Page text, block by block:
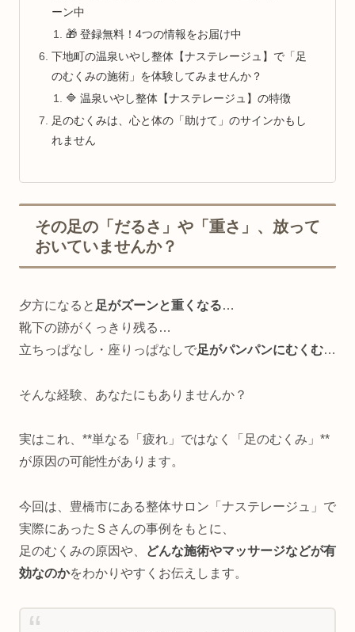
ーン中
🎁 登録無料！4つの情報をお届け中
下地町の温泉いやし整体【ナステレージュ】で「足
のむくみの施術」を体験してみませんか？
🔷 温泉いやし整体【ナステレージュ】の特徴
足のむくみは、心と体の「助けて」のサインかもし
れません
その足の「だるさ」や「重さ」、放って
おいていませんか？
夕方になると 足がズーンと重くなる…
靴下の跡がくっきり残る…
立ちっぱなし・座りっぱなしで足がパンパンにむくむ…
そんな経験、あなたにもありませんか？
実はこれ、**単なる「疲れ」ではなく「足のむくみ」**
が原因の可能性があります。
今回は、豊橋市にある整体サロン「ナステレージュ」で
実際にあったＳさんの事例をもとに、
足のむくみの原因や、
どんな施術やマッサージなどが有
効なのかをわかりやすくお伝えします。